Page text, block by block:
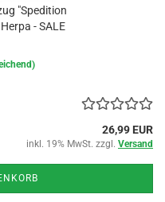
"Spedition
- SALE
26,99 EUR
inkl. 19% MwSt. zzgl. Versand